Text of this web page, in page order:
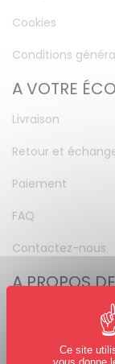
Cookies
Conditions
A VOTRE
Livraison
Retour et
Paiement
FAQ
Contactez-nous
A PROPOS
Mot de passe
Ce site